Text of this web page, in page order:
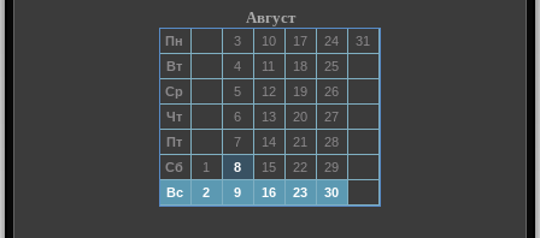
Август
Пн 3 10 17 24
31
Вт
4 11 18
25
Ср
5 12 19
26
Чт
6 13 20
27
Пт
7 14 21
28
Сб
1 8 15 22
29
Вс
2 9 16 23 30